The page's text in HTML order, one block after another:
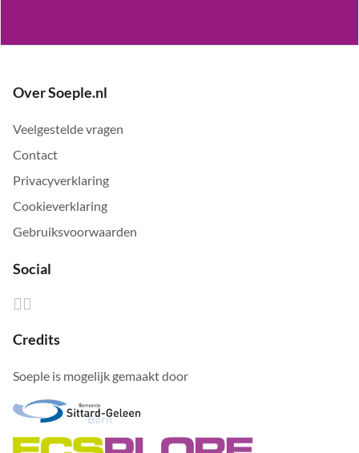
Over Soeple.nl
Veelgestelde vragen
Contact
Privacyverklaring
Cookieverklaring
Gebruiksvoorwaarden
Social
Credits
Soeple is mogelijk gemaakt door